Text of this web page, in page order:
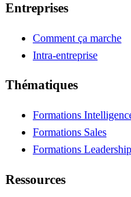
Entreprises
Comment ça marche
Intra-entreprise
Thématiques
Formations
Formations Sales
Formations
Ressources